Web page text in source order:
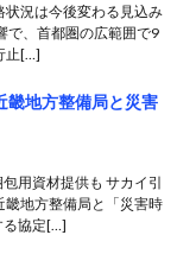
況は今後変わる見込み
で、首都圏の広範囲で9
止[…]
畿地方整備局と災害
用資材提供も サカイ引
地方整備局と「災害時
る協定[…]